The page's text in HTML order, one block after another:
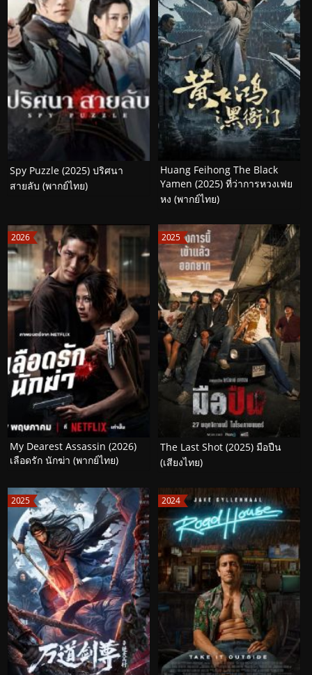
Spy Puzzle (2025) ปริศนา
สายลับ (พากย์ไทย)
Huang Feihong The Black
Yamen (2025) ที่ว่าการหวงเฟย
หง (พากย์ไทย)
2026
My Dearest Assassin (2026)
เลือดรัก นักฆ่า (พากย์ไทย)
2025
The Last Shot (2025) มือปืน
(เสียงไทย)
2025 2024